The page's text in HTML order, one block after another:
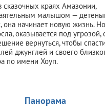
сказочных краях Амазонии,
малышом —
начинает новую жизнь.
оказывается под угрозой,
вернуться, чтобы
джунглей и своего
по имени Хоуп.
Панорама